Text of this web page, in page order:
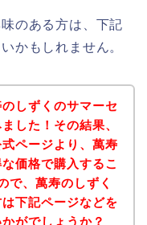
のある方は、下記
かもしれません。
しずくのサマーセ
した！その結果、
ページより、萬寿
価格で購入するこ
で、萬寿のしずく
下記ページなどを
がでしょうか？